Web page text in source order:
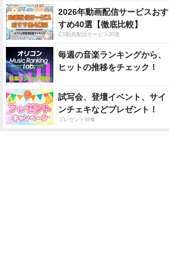
2026年動画配信サービスおす
すめ40選【徹底比較】
CS動画配信サービス20選
毎週の音楽ランキングから、
ヒットの推移をチェック！
試写会、登壇イベント、サイ
ンチェキなどプレゼント！
プレゼント特集